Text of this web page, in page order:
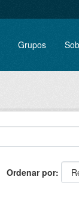
Grupos
Ordenar por